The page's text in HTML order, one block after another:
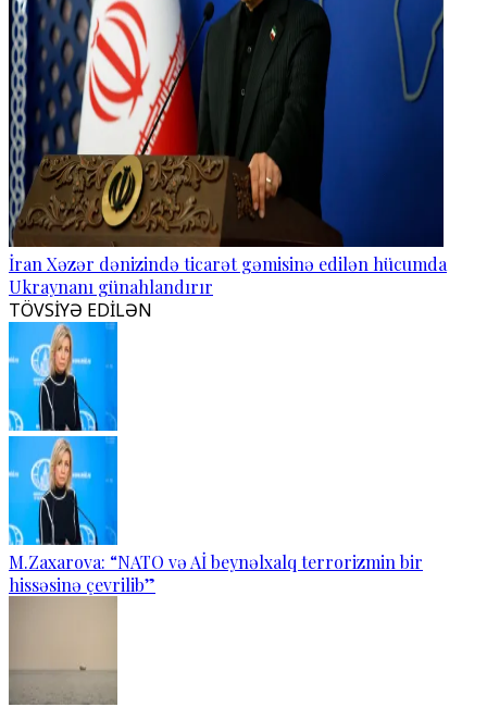
İran Xəzər dənizində ticarət gəmisinə edilən hücumda
Ukraynanı günahlandırır
TÖVSİYƏ EDİLƏN
M.Zaxarova: “NATO və Aİ beynəlxalq terrorizmin bir
hissəsinə çevrilib”